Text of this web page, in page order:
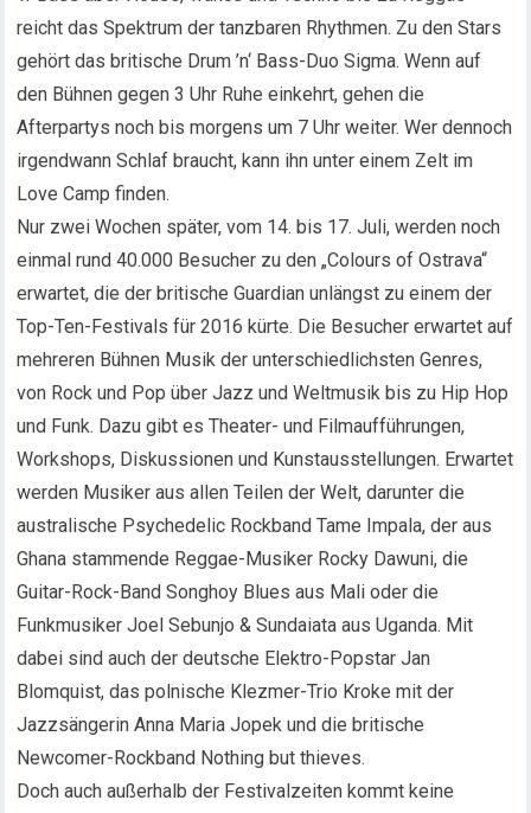
reicht das Spektrum der tanzbaren Rhythmen. Zu den Stars
gehört das britische Drum ’n‘ Bass-Duo Sigma. Wenn auf
den Bühnen gegen 3 Uhr Ruhe einkehrt, gehen die
Afterpartys noch bis morgens um 7 Uhr weiter. Wer dennoch
irgendwann Schlaf braucht, kann ihn unter einem Zelt im
Love Camp finden.
Nur zwei Wochen später, vom 14. bis 17. Juli, werden noch
einmal rund 40.000 Besucher zu den „Colours of Ostrava“
erwartet, die der britische Guardian unlängst zu einem der
Top-Ten-Festivals für 2016 kürte. Die Besucher erwartet auf
mehreren Bühnen Musik der unterschiedlichsten Genres,
von Rock und Pop über Jazz und Weltmusik bis zu Hip Hop
und Funk. Dazu gibt es Theater- und Filmaufführungen,
Workshops, Diskussionen und Kunstausstellungen. Erwartet
werden Musiker aus allen Teilen der Welt, darunter die
australische Psychedelic Rockband Tame Impala, der aus
Ghana stammende Reggae-Musiker Rocky Dawuni, die
Guitar-Rock-Band Songhoy Blues aus Mali oder die
Funkmusiker Joel Sebunjo & Sundaiata aus Uganda. Mit
dabei sind auch der deutsche Elektro-Popstar Jan
Blomquist, das polnische Klezmer-Trio Kroke mit der
Jazzsängerin Anna Maria Jopek und die britische
Newcomer-Rockband Nothing but thieves.
Doch auch außerhalb der Festivalzeiten kommt keine